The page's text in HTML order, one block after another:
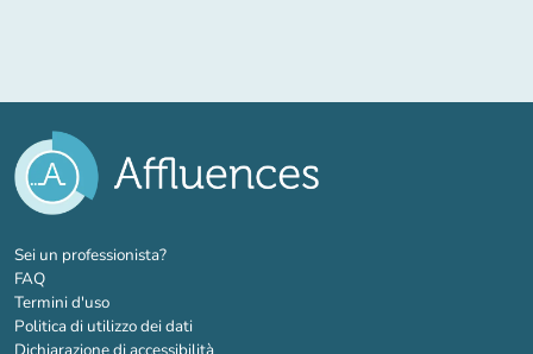
Sei un professionista?(nuova scheda)
FAQ
Termini d'uso
Politica di utilizzo dei dati